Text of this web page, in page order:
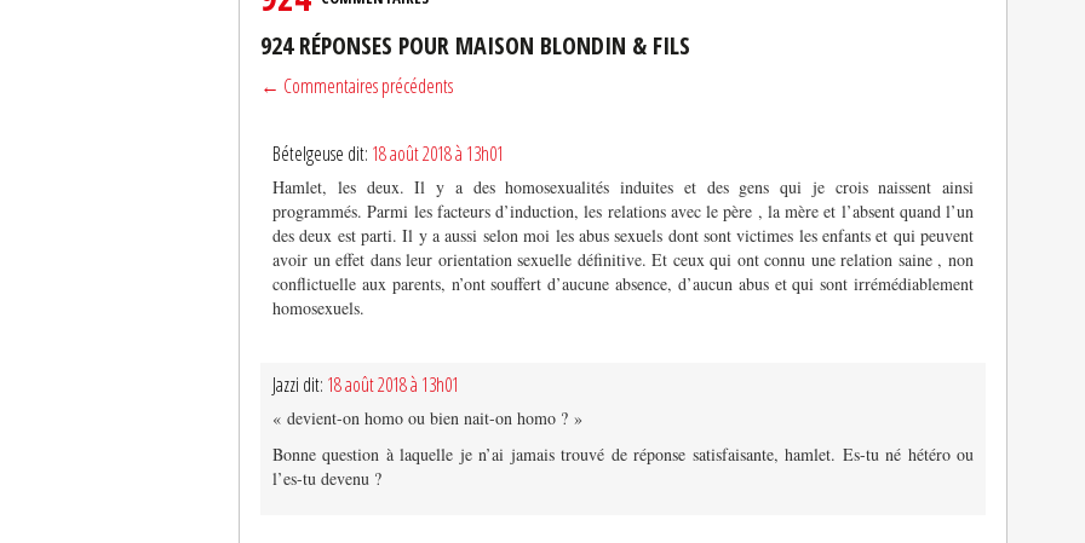
924 RÉPONSES POUR MAISON BLONDIN & FILS
← Commentaires précédents
Bételgeuse dit: 18 août 2018 à 13h01
Hamlet, les deux. Il y a des homosexualités induites et des gens qui je crois naissent ainsi
programmés. Parmi les facteurs d’induction, les relations avec le père , la mère et l’absent quand l’un
des deux est parti. Il y a aussi selon moi les abus sexuels dont sont victimes les enfants et qui peuvent
avoir un effet dans leur orientation sexuelle définitive. Et ceux qui ont connu une relation saine , non
conflictuelle aux parents, n’ont souffert d’aucune absence, d’aucun abus et qui sont irrémédiablement
homosexuels.
Jazzi dit: 18 août 2018 à 13h01
« devient-on homo ou bien nait-on homo ? »
Bonne question à laquelle je n’ai jamais trouvé de réponse satisfaisante, hamlet. Es-tu né hétéro ou
l’es-tu devenu ?